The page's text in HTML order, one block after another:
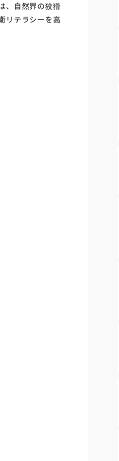
、自然界の狡猾
リテラシーを高